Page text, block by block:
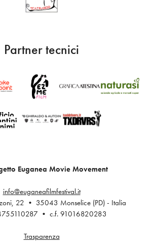
Partner tecnici
Euganea Movie Movement
info@euganeafilmfestival.it
22 • 35043 Monselice (PD) - Italia
• c.f. 91016820283
Trasparenza